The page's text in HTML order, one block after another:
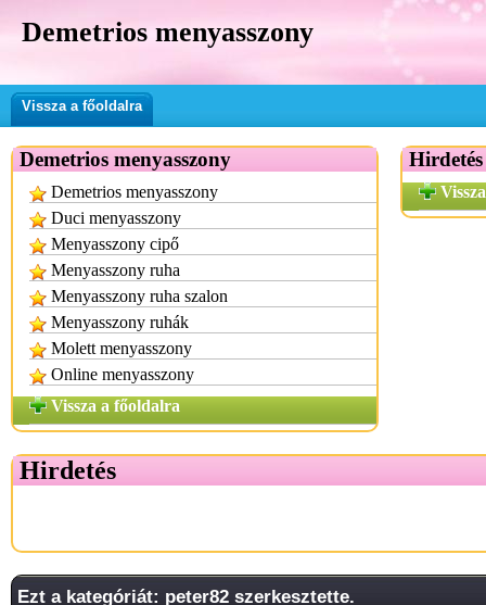
Demetrios menyasszony
Vissza a főoldalra
Demetrios menyasszony
Demetrios menyasszony
Duci menyasszony
Menyasszony cipő
Menyasszony ruha
Menyasszony ruha szalon
Menyasszony ruhák
Molett menyasszony
Online menyasszony
Vissza a főoldalra
Hirdetés
Hirdetés
Ezt a kategóriát: peter82 szerkesztette.